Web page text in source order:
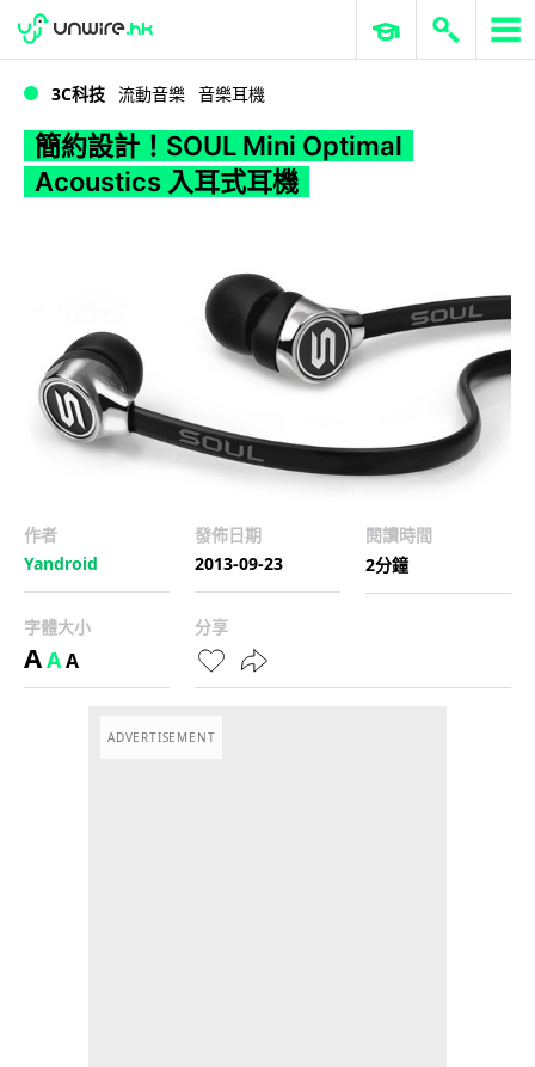
WWDC 2026 ERP 與商業 AI
3C科技 流動音樂 音樂耳機
簡約設計！SOUL Mini Optimal
Acoustics 入耳式耳機
作者
Yandroid
發佈日期
2013-09-23
閱讀時間
2分鐘
字體大小
AAA
分享
ADVERTISEMENT